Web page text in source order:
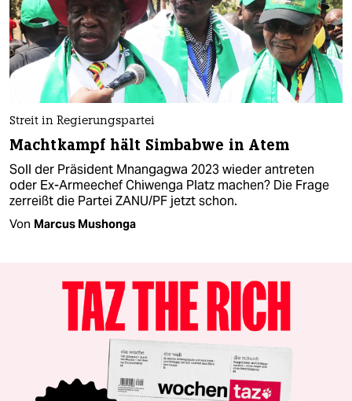
Streit in Regierungspartei
Machtkampf hält Simbabwe in Atem
Soll der Präsident Mnangagwa 2023 wieder antreten
oder Ex-Armeechef Chiwenga Platz machen? Die Frage
zerreißt die Partei ZANU/PF jetzt schon.
Von Marcus Mushonga